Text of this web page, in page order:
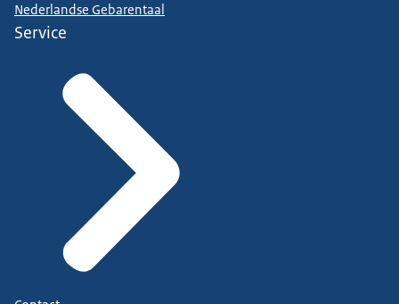
Nederlandse Gebarentaal
Service